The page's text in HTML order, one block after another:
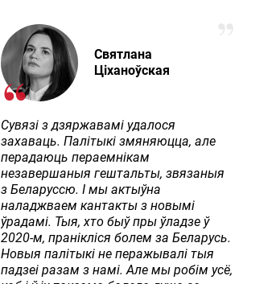
Святлана
Ціханоўская
Сувязі з дзяржавамі удалося
захаваць. Палітыкі змяняюцца, але
перадаюць пераемнікам
незавершаныя гештальты, звязаныя
з Беларуссю. І мы актыўна
наладжваем кантакты з новымі
ўрадамі. Тыя, хто быў пры ўладзе ў
2020-м, пранікліся болем за Беларусь.
Новыя палітыкі не перажывалі тыя
падзеі разам з намі. Але мы робім усё,